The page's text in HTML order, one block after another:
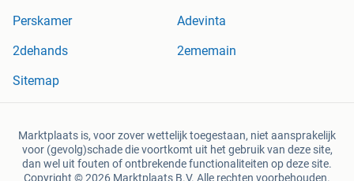
Perskamer
Adevinta
2dehands
2ememain
Sitemap
Marktplaats is, voor zover wettelijk toegestaan, niet aansprakelijk
voor (gevolg)schade die voortkomt uit het gebruik van deze site,
dan wel uit fouten of ontbrekende functionaliteiten op deze site.
Copyright © 2026 Marktplaats B.V. Alle rechten voorbehouden.